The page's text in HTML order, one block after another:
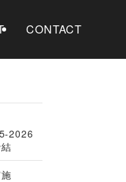
CONTACT
2026